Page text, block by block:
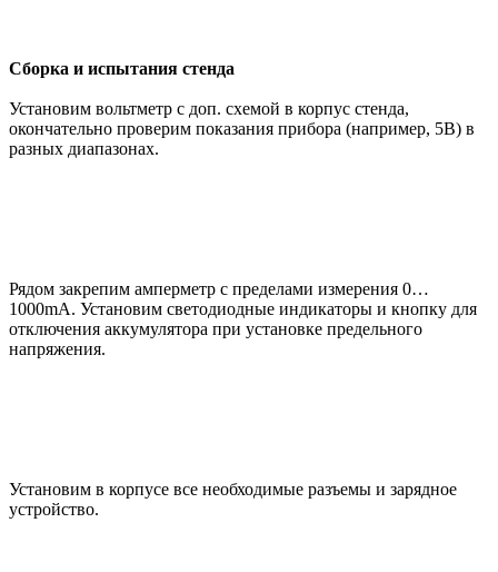
Сборка и испытания стенда
Установим вольтметр с доп. схемой в корпус стенда,
окончательно проверим показания прибора (например, 5В) в
разных диапазонах.
Рядом закрепим амперметр с пределами измерения 0…
1000mA. Установим светодиодные индикаторы и кнопку для
отключения аккумулятора при установке предельного
напряжения.
Установим в корпусе все необходимые разъемы и зарядное
устройство.